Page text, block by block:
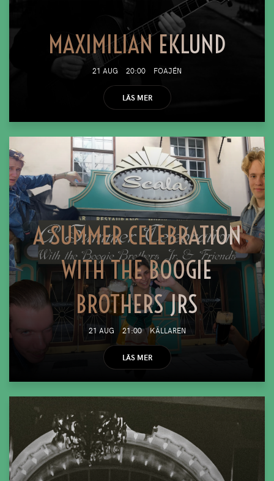
MAXIMILIAN EKLUND
21 AUG 20:00 FOAJÉN
LÄS MER
A SUMMER CELEBRATION
WITH THE BOOGIE
BROTHERS JRS
21 AUG 21:00 KÄLLAREN
LÄS MER